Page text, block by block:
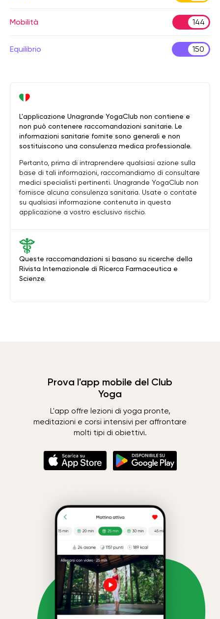
Mobilità 144
Equilibrio 150
Queste raccomandazioni si basano su ricerche della
Rivista Internazionale di Ricerca Farmaceutica e
Scienze.
L'applicazione Unagrande YogaClub non contiene e
non può contenere raccomandazioni sanitarie. Le
informazioni sanitarie fornite sono generali e non
sostituiscono una consulenza medica professionale.
Pertanto, prima di intraprendere qualsiasi azione sulla
base di tali informazioni, raccomandiamo di consultare
medici specialisti pertinenti. Unagrande YogaClub non
fornisce alcuna consulenza sanitaria. Usate o contate
su qualsiasi informazione contenuta in questa
applicazione a vostro esclusivo rischio.
Prova l'app mobile del Club
Yoga
L'app offre lezioni di yoga pronte,
meditazioni e corsi intensivi per affrontare
molti tipi di obiettivi.